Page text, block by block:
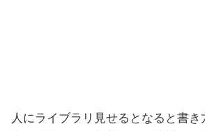
人にライブラリ見せるとなると書き